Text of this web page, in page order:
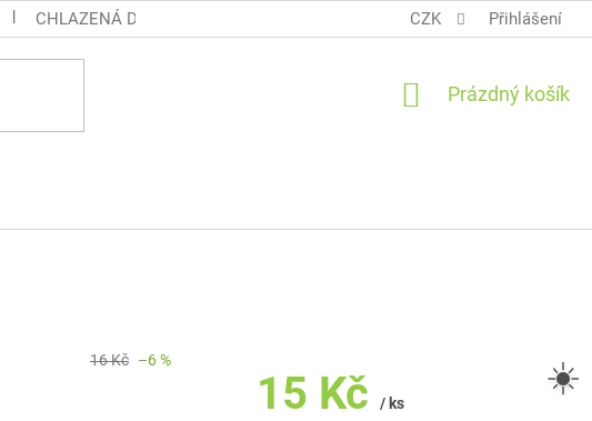
CHLAZENÁ DOPRAVA COOL BALÍK OBCHODNÍ PODMÍNKY TERUNKY
CZK Přihlášení
NÁKUPNÍ
Prázdný košík
16 Kč –6 %
15 Kč / ks
☀️